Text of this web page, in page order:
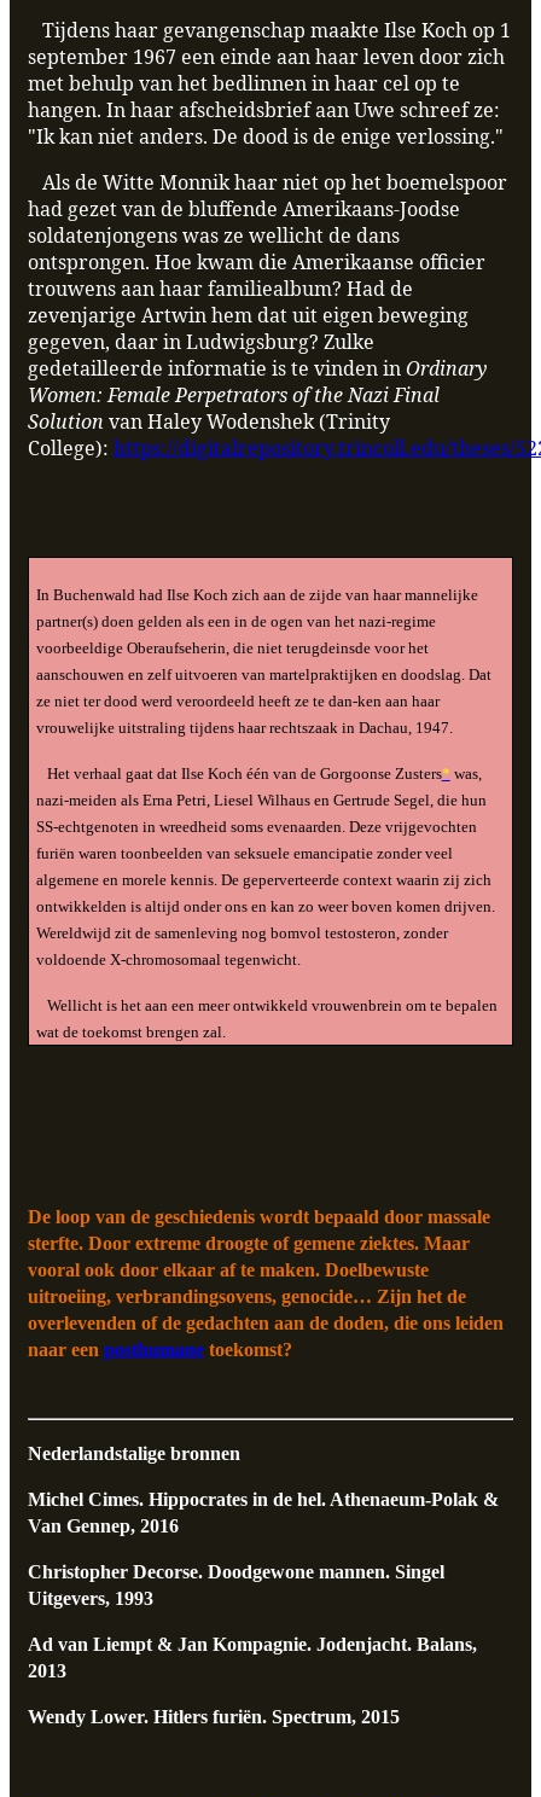
Tijdens haar gevangenschap maakte Ilse Koch op 1
september 1967 een einde aan haar leven door zich
met behulp van het bedlinnen in haar cel op te
hangen. In haar afscheidsbrief aan Uwe schreef ze:
"Ik kan niet anders. De dood is de enige verlossing."
Als de Witte Monnik haar niet op het boemelspoor
had gezet van de bluffende Amerikaans-Joodse
soldatenjongens was ze wellicht de dans
ontsprongen. Hoe kwam die Amerikaanse officier
trouwens aan haar familiealbum? Had de
zevenjarige Artwin hem dat uit eigen beweging
gegeven, daar in Ludwigsburg? Zulke
gedetailleerde informatie is te vinden inOrdinary
Women: Female Perpetrators of the Nazi Final
Solution van Haley Wodenshek (Trinity
College): https://digitalrepository.trincoll.edu/theses/
In Buchenwald had Ilse Koch zich aan de zijde van haar mannelijke
partner(s) doen gelden als een in de ogen van het nazi-regime
voorbeeldige Oberaufseherin, die niet terugdeinsde voor het
aanschouwen en zelf uitvoeren van martelpraktijken en doodslag. Dat
ze niet ter dood werd veroordeeld heeft ze te dan-ken aan haar
vrouwelijke uitstraling tijdens haar rechtszaak in Dachau, 1947.
Het verhaal gaat dat Ilse Koch één van de Gorgoonse Zusters* was,
nazi-meiden als Erna Petri, Liesel Wilhaus en Gertrude Segel, die hun
SS-echtgenoten in wreedheid soms evenaarden. Deze vrijgevochten
furiën waren toonbeelden van seksuele emancipatie zonder veel
algemene en morele kennis. De geperverteerde context waarin zij zich
ontwikkelden is altijd onder ons en kan zo weer boven komen drijven.
Wereldwijd zit de samenleving nog bomvol testosteron, zonder
voldoende X-chromosomaal tegenwicht.
Wellicht is het aan een meer ontwikkeld vrouwenbrein om te bepalen
wat de toekomst brengen zal.
De loop van de geschiedenis wordt bepaald door massale
sterfte. Door extreme droogte of gemene ziektes. Maar
vooral ook door elkaar af te maken. Doelbewuste
uitroeiing, verbrandingsovens, genocide… Zijn het de
overlevenden of de gedachten aan de doden, die ons leiden
naar een posthumane toekomst?
Nederlandstalige bronnen
Michel Cimes. Hippocrates in de hel. Athenaeum-Polak &
Van Gennep, 2016
Christopher Decorse. Doodgewone mannen. Singel
Uitgevers, 1993
Ad van Liempt & Jan Kompagnie. Jodenjacht. Balans,
2013
Wendy Lower. Hitlers furiën. Spectrum, 2015